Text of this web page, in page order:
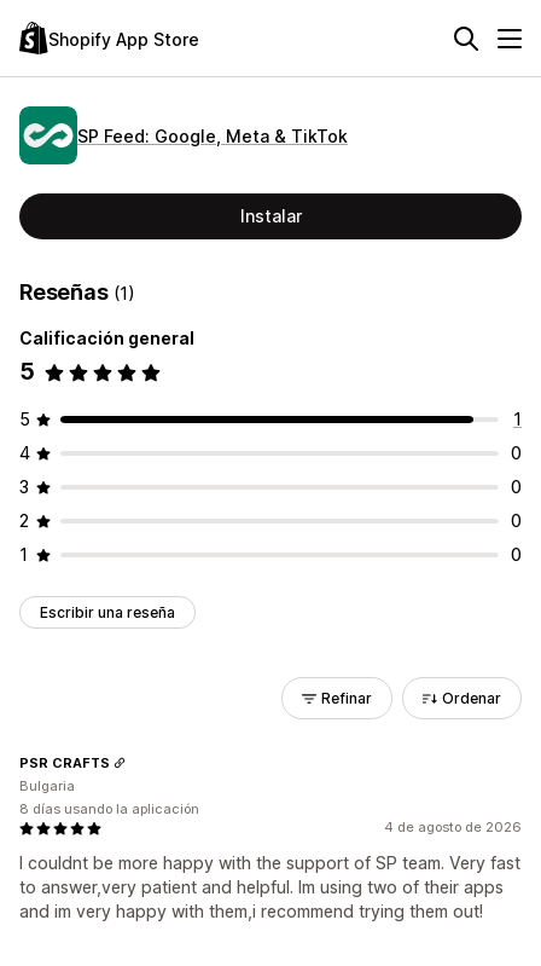
Shopify App Store
SP Feed: Google, Meta & TikTok
Instalar
Reseñas (1)
Calificación general
5
5
1
4
0
3
0
2
0
1
0
Escribir una reseña
Refinar Ordenar
4 de agosto de 2026
I couldnt be more happy with the support of SP team. Very fast
to answer,very patient and helpful. Im using two of their apps
and im very happy with them,i recommend trying them out!
PSR CRAFTS
Bulgaria
8 días usando la aplicación